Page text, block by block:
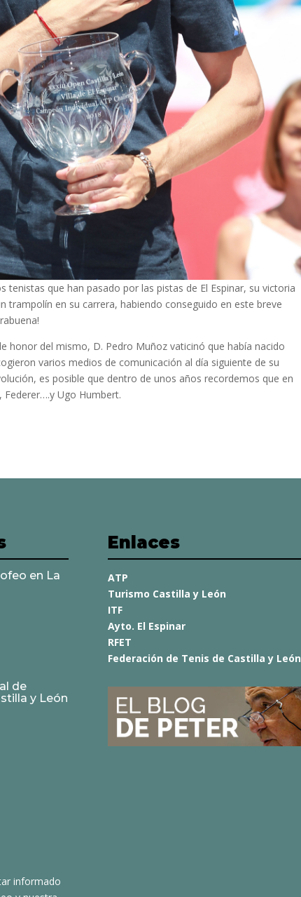
tenistas que han pasado por las pistas de El Espinar, su victoria
trampolín en su carrera, habiendo conseguido en este breve
honor del mismo, D. Pedro Muñoz vaticinó que había nacido
varios medios de comunicación al día siguiente de su
es posible que dentro de unos años recordemos que en
Federer….y Ugo Humbert.
en La
de
y León
informado
Enlaces
ATP
Turismo Castilla y León
ITF
Ayto. El Espinar
RFET
Federación de Tenis de Castilla y León